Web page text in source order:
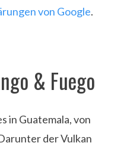
von Google.
& Fuego
in Guatemala, von
der Vulkan